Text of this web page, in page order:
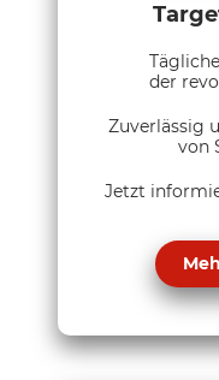
der
Zuverlässig
von
Jetzt